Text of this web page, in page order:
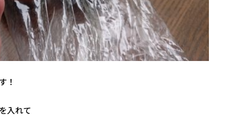
！
入れて